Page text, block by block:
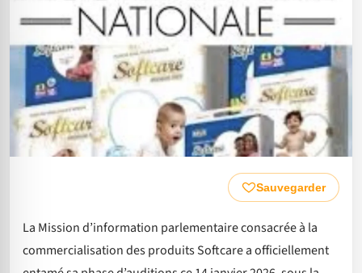
Sauvegarder
La Mission d’information parlementaire consacrée à la
commercialisation des produits Softcare a officiellement